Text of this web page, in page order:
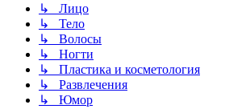
↳ Лицо
↳ Тело
↳ Волосы
↳ Ногти
↳ Пластика и косметология
↳ Развлечения
↳ Юмор